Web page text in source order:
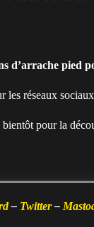
d’arrache pied
les réseaux
pour la
– Twitter –